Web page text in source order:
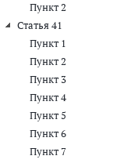
Пункт 2
Статья 41
Пункт 1
Пункт 2
Пункт 3
Пункт 4
Пункт 5
Пункт 6
Пункт 7